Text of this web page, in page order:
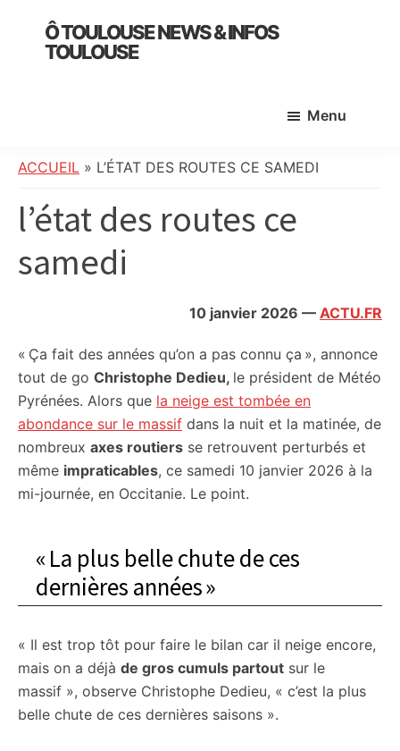
primary
Ô TOULOUSE NEWS & INFOS
TOULOUSE
:
locale,
société,
culture,
divers
et
initiatives
citoyennes
Menu
ACCUEIL » L’ÉTAT DES ROUTES CE SAMEDI
l’état des routes ce
samedi
10 janvier 2026 — ACTU.FR
« Ça fait des années qu’on a pas connu ça », annonce
tout de go Christophe Dedieu, le président de Météo
Pyrénées. Alors que la neige est tombée en
abondance sur le massif dans la nuit et la matinée, de
nombreux axes routiers se retrouvent perturbés et
même impraticables, ce samedi 10 janvier 2026 à la
mi-journée, en Occitanie. Le point.
« La plus belle chute de ces
dernières années »
« Il est trop tôt pour faire le bilan car il neige encore,
mais on a déjà de gros cumuls partout sur le
massif », observe Christophe Dedieu, « c’est la plus
belle chute de ces dernières saisons ».